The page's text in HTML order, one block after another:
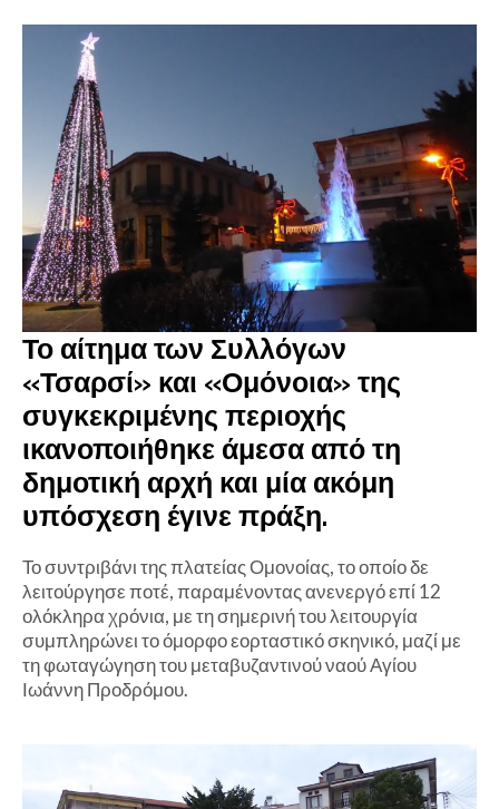
Το αίτημα των Συλλόγων
«Τσαρσί» και «Ομόνοια» της
συγκεκριμένης περιοχής
ικανοποιήθηκε άμεσα από τη
δημοτική αρχή και μία ακόμη
υπόσχεση έγινε πράξη.
Το συντριβάνι της πλατείας Ομονοίας, το οποίο δε
λειτούργησε ποτέ, παραμένοντας ανενεργό επί 12
ολόκληρα χρόνια, με τη σημερινή του λειτουργία
συμπληρώνει το όμορφο εορταστικό σκηνικό, μαζί με
τη φωταγώγηση του μεταβυζαντινού ναού Αγίου
Ιωάννη Προδρόμου.